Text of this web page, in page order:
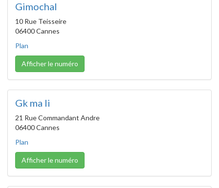
Gimochal
10 Rue Teisseire
06400 Cannes
Plan
Afficher le numéro
Gk ma li
21 Rue Commandant Andre
06400 Cannes
Plan
Afficher le numéro